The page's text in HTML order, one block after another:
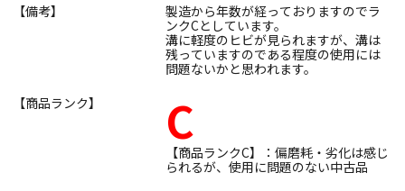
【備考】
製造から年数が経っておりますのでラ
ンクCとしています。
溝に軽度のヒビが見られますが、溝は
残っていますのである程度の使用には
問題ないかと思われます。
【商品ランク】
C
【商品ランクC】：偏磨耗・劣化は感じ
られるが、使用に問題のない中古品